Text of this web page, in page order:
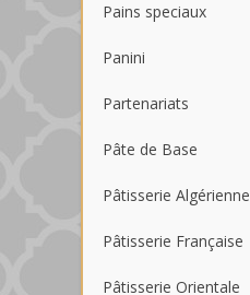
Pains speciaux
Panini
Partenariats
Pâte de Base
Pâtisserie Algérienne
Pâtisserie Française
Pâtisserie Orientale